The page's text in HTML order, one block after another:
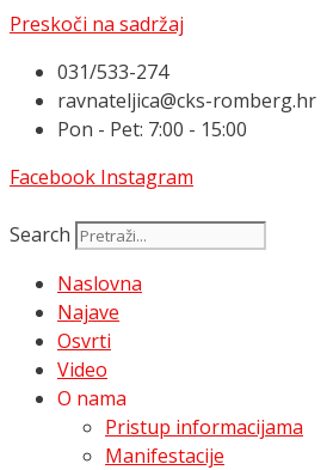
Preskoči na sadržaj
031/533-274
ravnateljica@cks-romberg.hr
Pon - Pet: 7:00 - 15:00
Facebook Instagram
Search
Naslovna
Najave
Osvrti
Video
O nama
Pristup informacijama
Manifestacije